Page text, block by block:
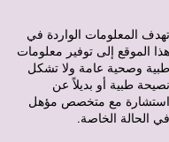
تهدف المعلومات الواردة في
هذا الموقع إلى توفير معلومات
طبية وصحية عامة ولا تشكل
نصيحة طبية أو بديلاً عن
استشارة مع متخصص مؤهل
في الحالة الخاصة.